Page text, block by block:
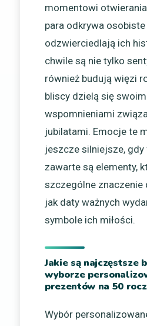
momentowi
para odkrywa
odzwierciedlają ich
chwile są nie tylko
również budują więzi
bliscy dzielą się
wspomnieniami
jubilatami. Emocje te
jeszcze silniejsze, gdy
zawarte są elementy,
szczególne znaczenie
jak daty ważnych
symbole ich miłości.
Jakie są najczęstsze
wyborze
prezentów na 50
Wybór